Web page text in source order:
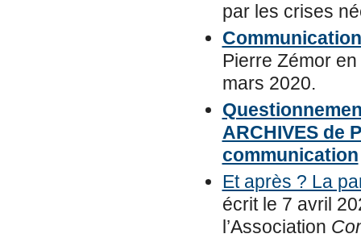
par les crises
Pierre Zémor
mars 2020.
ARCHIVES de
communication
Et après ? La
écrit le 7 avril
l’Association